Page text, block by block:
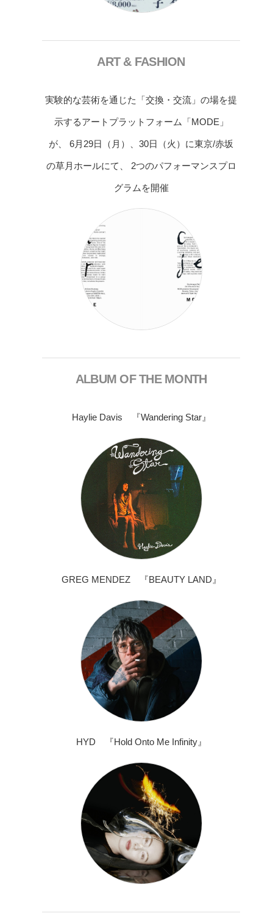
ART & FASHION
実験的な芸術を通じた「交換・交流」の場を提
示するアートプラットフォーム「MODE」
が、 6月29日（月）、30日（火）に東京/赤坂
の草月ホールにて、 2つのパフォーマンスプロ
グラムを開催
ALBUM OF THE MONTH
Haylie Davis 『Wandering Star』
GREG MENDEZ 『BEAUTY LAND』
HYD 『Hold Onto Me Infinity』